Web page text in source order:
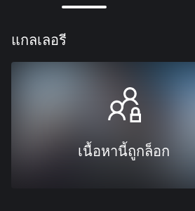
แกลเลอรี
เนื้อหานี้ถูกล็อก